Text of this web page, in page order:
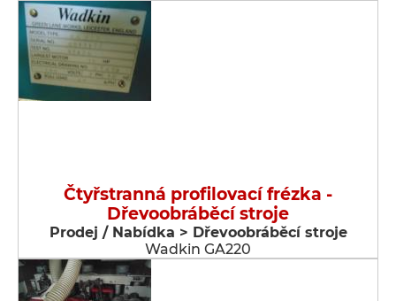
Čtyřstranná profilovací frézka -
Dřevoobráběcí stroje
Prodej / Nabídka > Dřevoobráběcí stroje
Wadkin GA220